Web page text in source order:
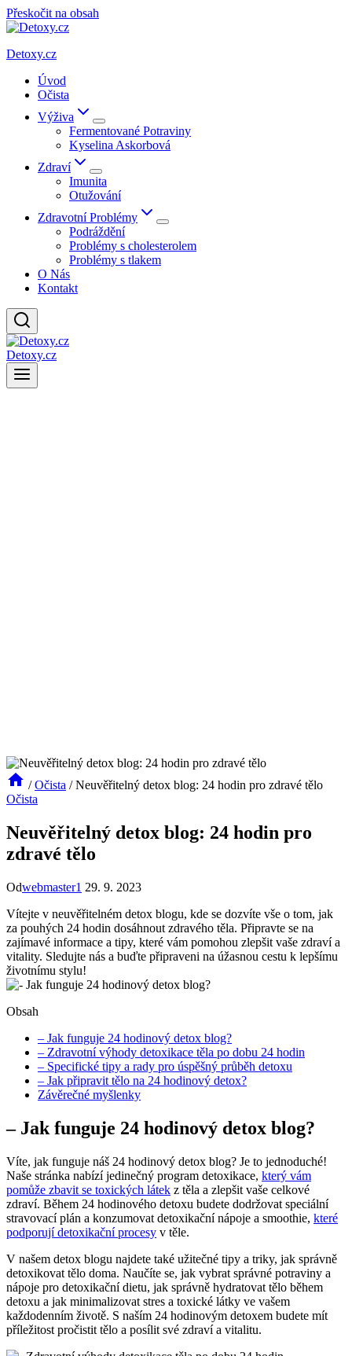
Přeskočit na obsah
Detoxy.cz
Úvod
Očista
Výživa
Fermentované Potraviny
Kyselina Askorbová
Zdraví
Imunita
Otužování
Zdravotní Problémy
Podráždění
Problémy s cholesterolem
Problémy s tlakem
O Nás
Kontakt
Detoxy.cz
/ Očista / Neuvěřitelný detox blog: 24 hodin pro zdravé tělo
Očista
Neuvěřitelný detox blog: 24 hodin pro
zdravé tělo
Odwebmaster1 29. 9. 2023
Vítejte v neuvěřitelném detox blogu, kde se dozvíte vše o tom, jak
za pouhých 24 hodin dosáhnout zdravého těla. Připravte se na
zajímavé informace a tipy, které vám pomohou zlepšit vaše zdraví a
vitality. Sledujte nás a buďte připraveni na úžasnou cestu k lepšímu
životnímu stylu!
Obsah
– Jak funguje 24 hodinový detox blog?
– Zdravotní výhody detoxikace těla po dobu 24 hodin
– Specifické tipy a rady pro úspěšný průběh detoxu
– Jak připravit tělo na 24 hodinový detox?
Závěrečné myšlenky
– Jak funguje 24 hodinový detox blog?
Víte, jak funguje náš 24 hodinový detox blog? Je to jednoduché!
Naše stránka nabízí jedinečný program detoxikace, který vám
pomůže zbavit se toxických látek z těla a zlepšit vaše celkové
zdraví. Během 24 hodinového detoxu budete dodržovat speciální
stravovací plán a konzumovat detoxikační nápoje a smoothie, které
podporují detoxikační procesy v těle.
V našem detox blogu najdete také užitečné tipy a triky, jak správně
detoxikovat tělo doma. Naučíte se, jak vybrat správné potraviny a
nápoje pro detoxikační dietu, jak správně hydratovat tělo během
detoxu a jak minimalizovat stres a toxické látky ve vašem
každodenním životě. S naším 24 hodinovým detoxem budete mít
příležitost pročistit tělo a posílit své zdraví a vitalitu.